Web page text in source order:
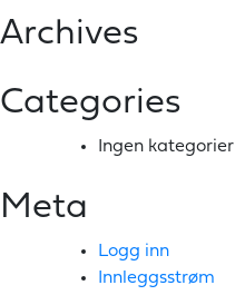
Archives
Categories
Ingen kategorier
Meta
Logg inn
Innleggsstrøm